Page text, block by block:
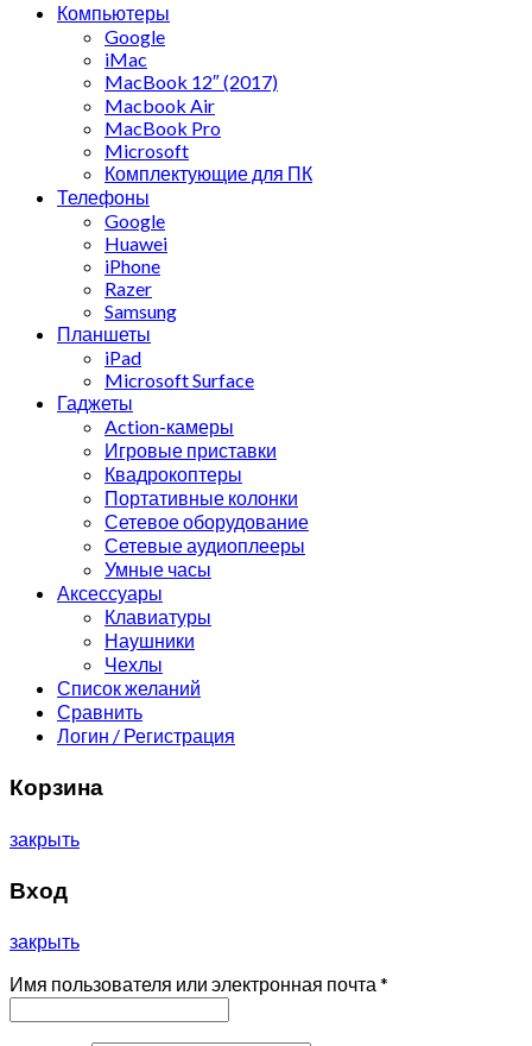
Компьютеры
Google
iMac
MacBook 12″ (2017)
Macbook Air
MacBook Pro
Microsoft
Комплектующие для ПК
Телефоны
Google
Huawei
iPhone
Razer
Samsung
Планшеты
iPad
Microsoft Surface
Гаджеты
Action-камеры
Игровые приставки
Квадрокоптеры
Портативные колонки
Сетевое оборудование
Сетевые аудиоплееры
Умные часы
Аксессуары
Клавиатуры
Наушники
Чехлы
Список желаний
Сравнить
Логин / Регистрация
Корзина
закрыть
Вход
закрыть
Имя пользователя или электронная почта *